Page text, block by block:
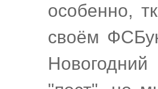
особенно,
своём